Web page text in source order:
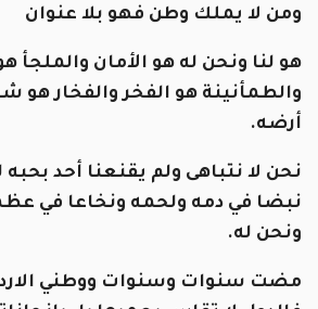
ومن لا يملك وطن فهو بلا عنوان
هو لنا ونحن له هو الأمان والملجأ
والطمأنينة هو الفخر والفخار هو
أرضه.
نحن لا نتباهى ولم يقنعنا أحد بحبه
نبضا في دمه ولحمه ونخاعا في
ونحن له.
مضت سنوات وسنوات ووطني